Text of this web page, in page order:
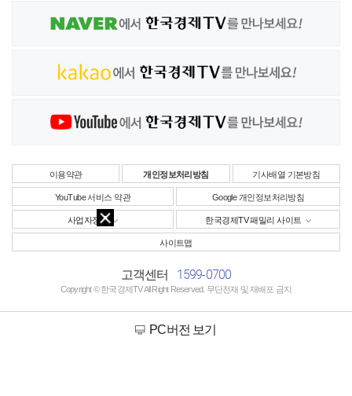
이용약관 개인정보처리방침 기사배열 기본방침
YouTube 서비스 약관 Google 개인정보처리방침
사업자정보 한국경제TV 패밀리 사이트
사이트맵
고객센터 1599-0700
Copyright © 한국경제TV All Right Reserved. 무단전재 및 재배포 금지
PC버전 보기